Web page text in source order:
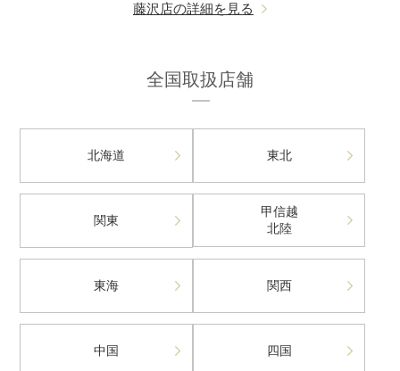
藤沢店の詳細を見る
全国取扱店舗
北海道 東北
関東
甲信越
北陸
東海 関西
中国 四国